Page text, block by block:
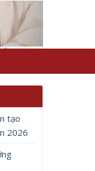
tạo
2026